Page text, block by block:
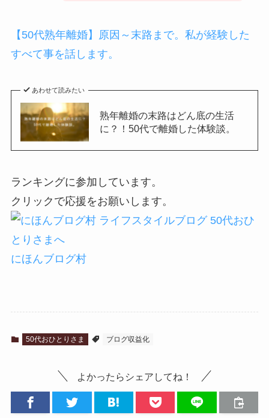
【50代熟年離婚】原因～末路まで。私が経験した
すべて事を話します。
あわせて読みたい
熟年離婚の末路はどん底の生活
に？！50代で離婚した体験談。
ランキングに参加しています。
クリックで応援をお願いします。
にほんブログ村
50代おひとりさま ブログ収益化
よかったらシェアしてね！